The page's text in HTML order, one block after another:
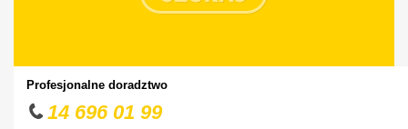
Profesjonalne doradztwo
14 696 01 99